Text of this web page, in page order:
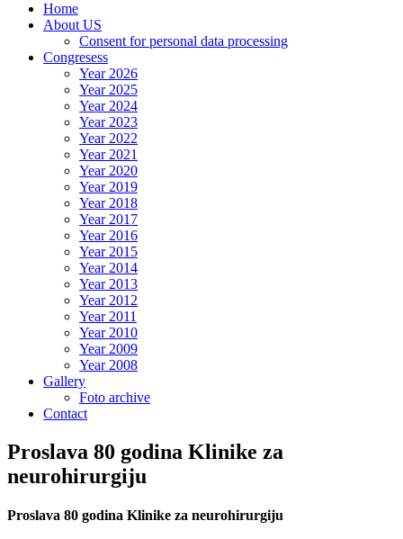
Home
About US
Consent for personal data processing
Congresess
Year 2026
Year 2025
Year 2024
Year 2023
Year 2022
Year 2021
Year 2020
Year 2019
Year 2018
Year 2017
Year 2016
Year 2015
Year 2014
Year 2013
Year 2012
Year 2011
Year 2010
Year 2009
Year 2008
Gallery
Foto archive
Contact
Proslava 80 godina Klinike za
neurohirurgiju
Proslava 80 godina Klinike za neurohirurgiju